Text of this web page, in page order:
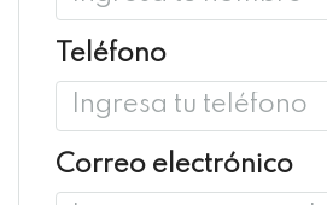
Teléfono
Correo electrónico